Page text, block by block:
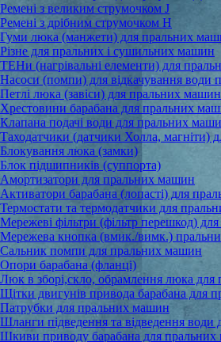
Ремені з великим струмочком J
Ремені з дрібним струмочком Н
Гуми люка (манжети) для пральних
Різне для пральних і сушильних машин
ТЕНи (нагрівальні елементи) для
Насоси (помпи) для відкачування води
Петлі люка (завіси) для пральних машин
Хрестовини барабана для пральних
Клапана подачі води для пральних
Таходатчики (датчики Холла, магніти)
Блокування люка (замки)
Блок підшипників (суппорта)
Амортизатори для пральних машин
Активатори барабана (лопасті) для
Термостати та термодатчики для
Мережеві фільтри (фільтр перешкод)
Мережева кнопка (вмик./вимк.)
Сальник помпи для пральних машин
Опори барабана (фланці)
Люк в зборі,скло, обрамлення люка
Щітки двигунів привода барабана для
Патрубки для пральних машин
Шланги підведення та відведення
Шкиви приводу барабана для